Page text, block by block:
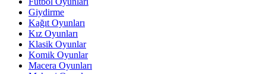
Giydirme
Kağıt Oyunları
Kız Oyunları
Klasik Oyunlar
Komik Oyunlar
Macera Oyunları